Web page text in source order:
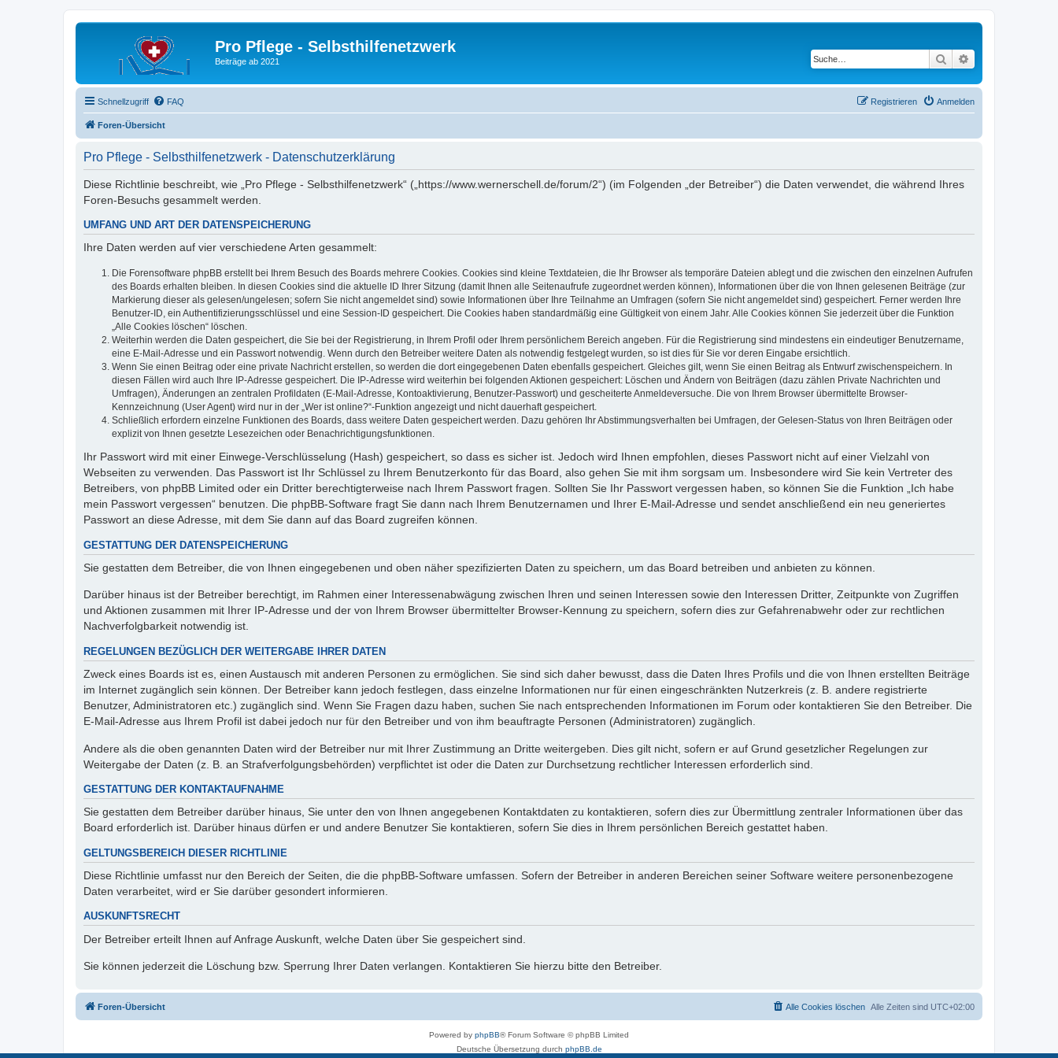
Pro Pflege - Selbsthilfenetzwerk
Beiträge ab 2021 Suche
Schnellzugriff FAQ Anmelden
Registrieren
Foren-Übersicht
Pro Pflege - Selbsthilfenetzwerk - Datenschutzerklärung
Diese Richtlinie beschreibt, wie „Pro Pflege - Selbsthilfenetzwerk“ („https://www.wernerschell.de/forum/2“) (im Folgenden „der Betreiber“) die Daten verwendet, die während Ihres
Foren-Besuchs gesammelt werden.
UMFANG UND ART DER DATENSPEICHERUNG
Ihre Daten werden auf vier verschiedene Arten gesammelt:
Die Forensoftware phpBB erstellt bei Ihrem Besuch des Boards mehrere Cookies. Cookies sind kleine Textdateien, die Ihr Browser als temporäre Dateien ablegt und die zwischen den einzelnen Aufrufen
des Boards erhalten bleiben. In diesen Cookies sind die aktuelle ID Ihrer Sitzung (damit Ihnen alle Seitenaufrufe zugeordnet werden können), Informationen über die von Ihnen gelesenen Beiträge (zur
Markierung dieser als gelesen/ungelesen; sofern Sie nicht angemeldet sind) sowie Informationen über Ihre Teilnahme an Umfragen (sofern Sie nicht angemeldet sind) gespeichert. Ferner werden Ihre
Benutzer-ID, ein Authentifizierungsschlüssel und eine Session-ID gespeichert. Die Cookies haben standardmäßig eine Gültigkeit von einem Jahr. Alle Cookies können Sie jederzeit über die Funktion
„Alle Cookies löschen“ löschen.
Weiterhin werden die Daten gespeichert, die Sie bei der Registrierung, in Ihrem Profil oder Ihrem persönlichem Bereich angeben. Für die Registrierung sind mindestens ein eindeutiger Benutzername,
eine E-Mail-Adresse und ein Passwort notwendig. Wenn durch den Betreiber weitere Daten als notwendig festgelegt wurden, so ist dies für Sie vor deren Eingabe ersichtlich.
Wenn Sie einen Beitrag oder eine private Nachricht erstellen, so werden die dort eingegebenen Daten ebenfalls gespeichert. Gleiches gilt, wenn Sie einen Beitrag als Entwurf zwischenspeichern. In
diesen Fällen wird auch Ihre IP-Adresse gespeichert. Die IP-Adresse wird weiterhin bei folgenden Aktionen gespeichert: Löschen und Ändern von Beiträgen (dazu zählen Private Nachrichten und
Umfragen), Änderungen an zentralen Profildaten (E-Mail-Adresse, Kontoaktivierung, Benutzer-Passwort) und gescheiterte Anmeldeversuche. Die von Ihrem Browser übermittelte Browser-
Kennzeichnung (User Agent) wird nur in der „Wer ist online?“-Funktion angezeigt und nicht dauerhaft gespeichert.
Schließlich erfordern einzelne Funktionen des Boards, dass weitere Daten gespeichert werden. Dazu gehören Ihr Abstimmungsverhalten bei Umfragen, der Gelesen-Status von Ihren Beiträgen oder
explizit von Ihnen gesetzte Lesezeichen oder Benachrichtigungsfunktionen.
Ihr Passwort wird mit einer Einwege-Verschlüsselung (Hash) gespeichert, so dass es sicher ist. Jedoch wird Ihnen empfohlen, dieses Passwort nicht auf einer Vielzahl von
Webseiten zu verwenden. Das Passwort ist Ihr Schlüssel zu Ihrem Benutzerkonto für das Board, also gehen Sie mit ihm sorgsam um. Insbesondere wird Sie kein Vertreter des
Betreibers, von phpBB Limited oder ein Dritter berechtigterweise nach Ihrem Passwort fragen. Sollten Sie Ihr Passwort vergessen haben, so können Sie die Funktion „Ich habe
mein Passwort vergessen“ benutzen. Die phpBB-Software fragt Sie dann nach Ihrem Benutzernamen und Ihrer E-Mail-Adresse und sendet anschließend ein neu generiertes
Passwort an diese Adresse, mit dem Sie dann auf das Board zugreifen können.
GESTATTUNG DER DATENSPEICHERUNG
Sie gestatten dem Betreiber, die von Ihnen eingegebenen und oben näher spezifizierten Daten zu speichern, um das Board betreiben und anbieten zu können.
Darüber hinaus ist der Betreiber berechtigt, im Rahmen einer Interessenabwägung zwischen Ihren und seinen Interessen sowie den Interessen Dritter, Zeitpunkte von Zugriffen
und Aktionen zusammen mit Ihrer IP-Adresse und der von Ihrem Browser übermittelter Browser-Kennung zu speichern, sofern dies zur Gefahrenabwehr oder zur rechtlichen
Nachverfolgbarkeit notwendig ist.
REGELUNGEN BEZÜGLICH DER WEITERGABE IHRER DATEN
Zweck eines Boards ist es, einen Austausch mit anderen Personen zu ermöglichen. Sie sind sich daher bewusst, dass die Daten Ihres Profils und die von Ihnen erstellten Beiträge
im Internet zugänglich sein können. Der Betreiber kann jedoch festlegen, dass einzelne Informationen nur für einen eingeschränkten Nutzerkreis (z. B. andere registrierte
Benutzer, Administratoren etc.) zugänglich sind. Wenn Sie Fragen dazu haben, suchen Sie nach entsprechenden Informationen im Forum oder kontaktieren Sie den Betreiber. Die
E-Mail-Adresse aus Ihrem Profil ist dabei jedoch nur für den Betreiber und von ihm beauftragte Personen (Administratoren) zugänglich.
Andere als die oben genannten Daten wird der Betreiber nur mit Ihrer Zustimmung an Dritte weitergeben. Dies gilt nicht, sofern er auf Grund gesetzlicher Regelungen zur
Weitergabe der Daten (z. B. an Strafverfolgungsbehörden) verpflichtet ist oder die Daten zur Durchsetzung rechtlicher Interessen erforderlich sind.
GESTATTUNG DER KONTAKTAUFNAHME
Sie gestatten dem Betreiber darüber hinaus, Sie unter den von Ihnen angegebenen Kontaktdaten zu kontaktieren, sofern dies zur Übermittlung zentraler Informationen über das
Board erforderlich ist. Darüber hinaus dürfen er und andere Benutzer Sie kontaktieren, sofern Sie dies in Ihrem persönlichen Bereich gestattet haben.
GELTUNGSBEREICH DIESER RICHTLINIE
Diese Richtlinie umfasst nur den Bereich der Seiten, die die phpBB-Software umfassen. Sofern der Betreiber in anderen Bereichen seiner Software weitere personenbezogene
Daten verarbeitet, wird er Sie darüber gesondert informieren.
AUSKUNFTSRECHT
Der Betreiber erteilt Ihnen auf Anfrage Auskunft, welche Daten über Sie gespeichert sind.
Sie können jederzeit die Löschung bzw. Sperrung Ihrer Daten verlangen. Kontaktieren Sie hierzu bitte den Betreiber.
Foren-Übersicht Alle Zeiten sind UTC+02:00
Alle Cookies löschen
Powered by phpBB® Forum Software © phpBB Limited
Deutsche Übersetzung durch phpBB.de